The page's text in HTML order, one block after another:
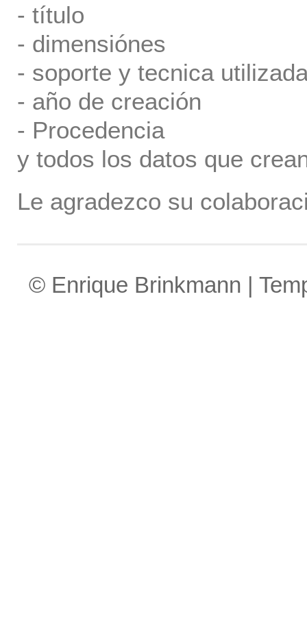
- título
- dimensiónes
- soporte y tecnica
- año de creación
- Procedencia
y todos los datos que
Le agradezco su
© Enrique Brinkmann |